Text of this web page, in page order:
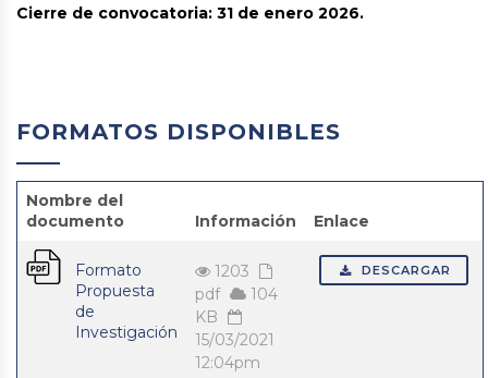
Cierre de convocatoria: 31 de enero 2026.
FORMATOS DISPONIBLES
Nombre del
documento
Información Enlace
Formato
Propuesta
de
Investigación
1203
pdf
104
KB
15/03/2021
12:04pm
DESCARGAR